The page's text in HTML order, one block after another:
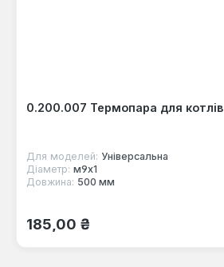
0.200.007 Термопара для котлів
Для моделей: Універсальна
Діаметр: м9х1
Довжина: 500 мм
Звичайна ціна:
185,00 ₴